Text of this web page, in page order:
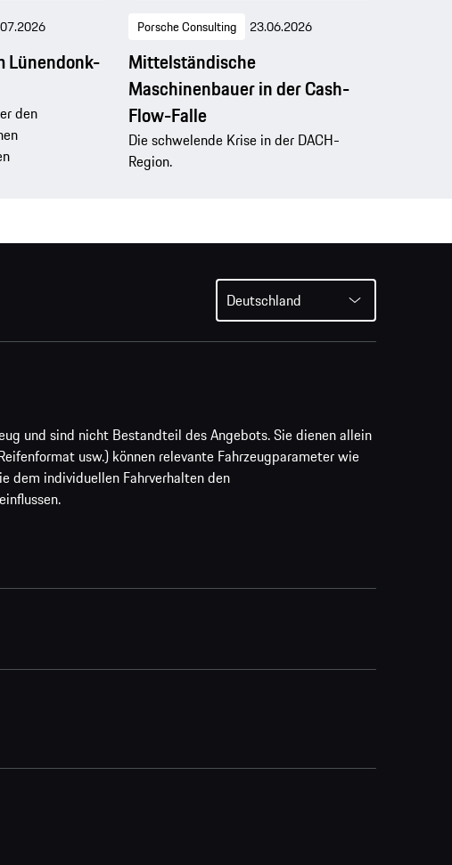
Lünendonk-
den
Porsche Consulting 23.06.2026
Mittelständische
Maschinenbauer in der Cash-
Flow-Falle
Die schwelende Krise in der DACH-
Region.
Deutschland
und sind nicht Bestandteil des Angebots. Sie dienen allein
usw.) können relevante Fahrzeugparameter wie
dem individuellen Fahrverhalten den